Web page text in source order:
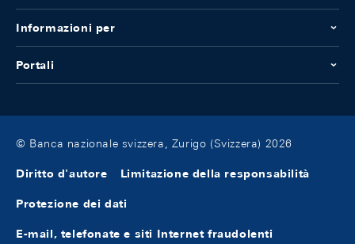
Informazioni per
Portali
© Banca nazionale svizzera, Zurigo (Svizzera) 2026
Diritto d'autore Limitazione della responsabilità
Protezione dei dati
E-mail, telefonate e siti Internet fraudolenti